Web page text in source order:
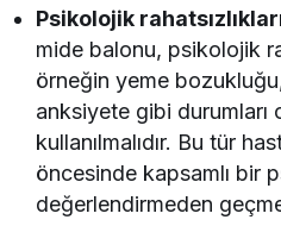
Psikolojik
mide balonu, psikolojik
örneğin yeme
anksiyete gibi
kullanılmalıdır. Bu tür
öncesinde kapsamlı bir
değerlendirmeden